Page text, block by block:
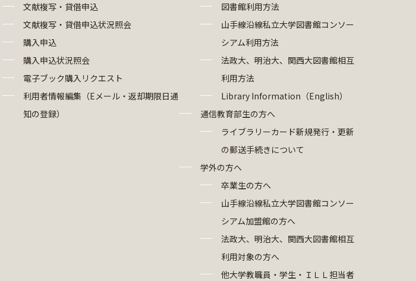
文献複写・貸借申込
文献複写・貸借申込状況照会
購入申込
購入申込状況照会
電子ブック購入リクエスト
利用者情報編集（Eメール・返却期限日通
知の登録）
図書館利用方法
山手線沿線私立大学図書館コンソー
シアム利用方法
法政大、明治大、関西大図書館相互
利用方法
Library Information（English）
通信教育部生の方へ
ライブラリーカード新規発行・更新
の郵送手続きについて
学外の方へ
卒業生の方へ
山手線沿線私立大学図書館コンソー
シアム加盟館の方へ
法政大、明治大、関西大図書館相互
利用対象の方へ
他大学教職員・学生・ＩＬＬ担当者